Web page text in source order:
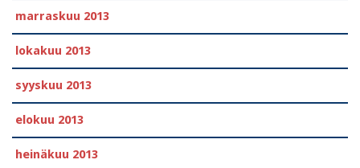
marraskuu 2013
lokakuu 2013
syyskuu 2013
elokuu 2013
heinäkuu 2013